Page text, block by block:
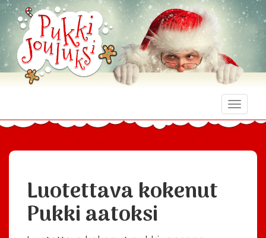
Toggle
Luotettava kokenut
Pukki aatoksi